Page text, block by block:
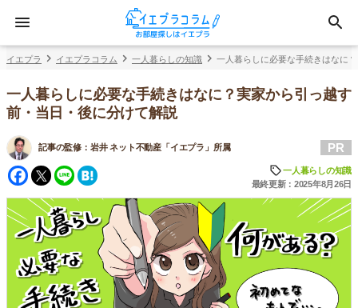
イエプラ イエプラコラム 一人暮らしの知識 一人暮らしに必要な手続きはなに
一人暮らしに必要な手続きはなに？実家から引っ越す
前・当日・後に分けて解説
記事の監修： 岩井 ネット不動産「イエプラ」所属
Facebook
Twitter
Line
PR
一人暮らしの知識
最終更新：2025年8月26日